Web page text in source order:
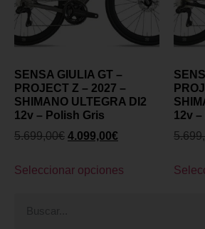
SENSA GIULIA GT –
PROJECT Z – 2027 –
SHIMANO ULTEGRA DI2
12v – Polish Gris
5.699,00€ 4.099,00€
Seleccionar opciones
12v